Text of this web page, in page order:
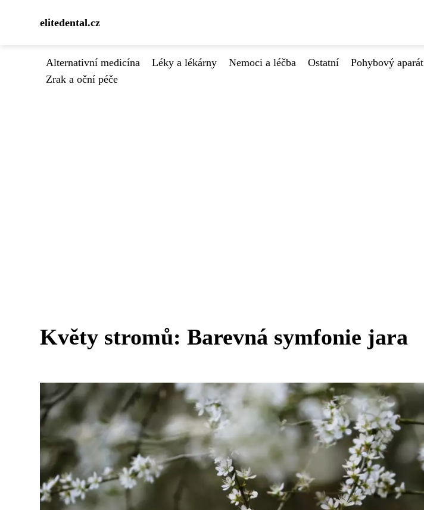
elitedental.cz
Alternativní medicína Léky a lékárny Nemoci a léčba Ostatní Pohybový aparát
Zrak a oční péče
Květy stromů: Barevná symfonie jara